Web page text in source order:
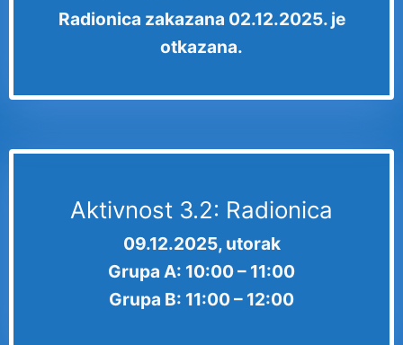
Radionica zakazana 02.12.2025. je
otkazana.
Aktivnost 3.2: Radionica
09.12.2025, utorak
Grupa A: 10:00 – 11:00
Grupa B: 11:00 – 12:00